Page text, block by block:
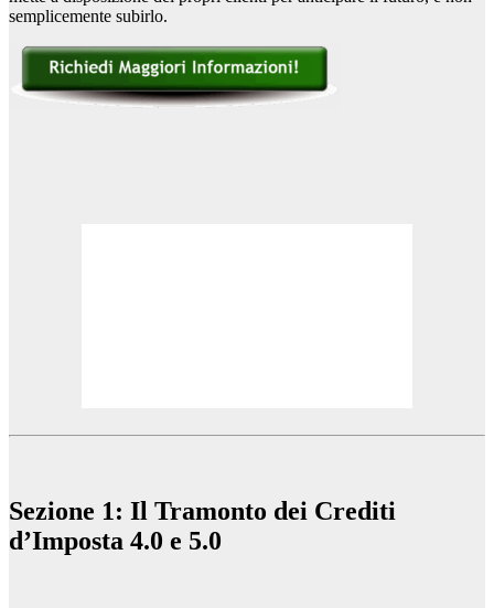
semplicemente subirlo.
Sezione 1: Il Tramonto dei Crediti
d’Imposta 4.0 e 5.0